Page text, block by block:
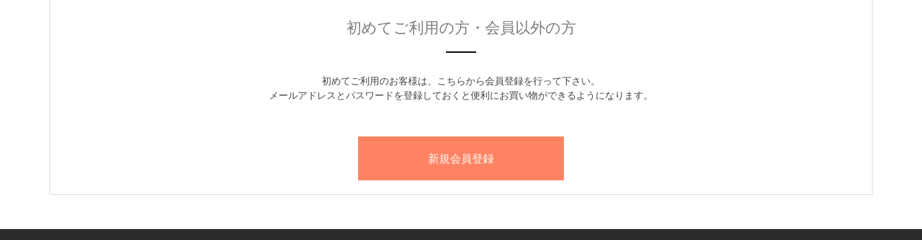
初めてご利用の方・会員以外の方
初めてご利用のお客様は、こちらから会員登録を行って下さい。
メールアドレスとパスワードを登録しておくと便利にお買い物ができるようになります。